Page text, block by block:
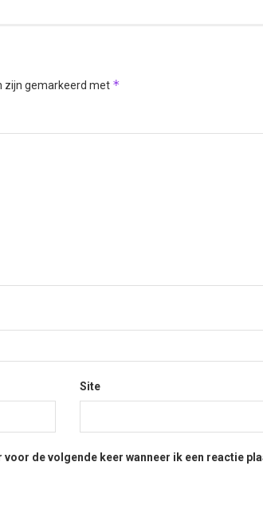
zijn gemarkeerd met *
Site
de volgende keer wanneer ik een reactie